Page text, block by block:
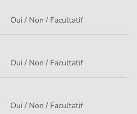
Oui / Non / Facultatif
Oui / Non / Facultatif
Oui / Non / Facultatif